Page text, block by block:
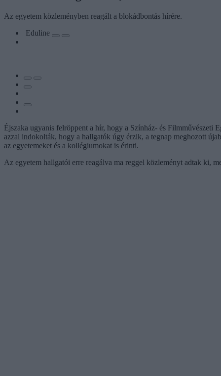
Az egyetem közleményben reagált a blokádbontás hírére.
Eduline
Éjszaka ugyanis felröppent a hír, hogy a Színház- és Filmművészeti
azzal indokolták, hogy a hallgatók úgy érzik, a tegnap meghozott
az egyetemeket és a kollégiumokat is érinti.
Az egyetem hallgatói erre reagálva ma reggel közleményt adtak ki,